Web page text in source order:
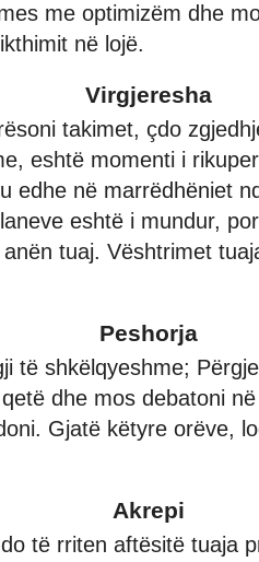
me optimizëm dhe
në lojë.
Virgjeresha
takimet, çdo
eshtë momenti i
edhe në marrëdhëniet
eshtë i mundur,
tuaj. Vështrimet
Peshorja
të shkëlqyeshme;
dhe mos debatoni
Gjatë këtyre orëve,
Akrepi
të rriten aftësitë tuaja